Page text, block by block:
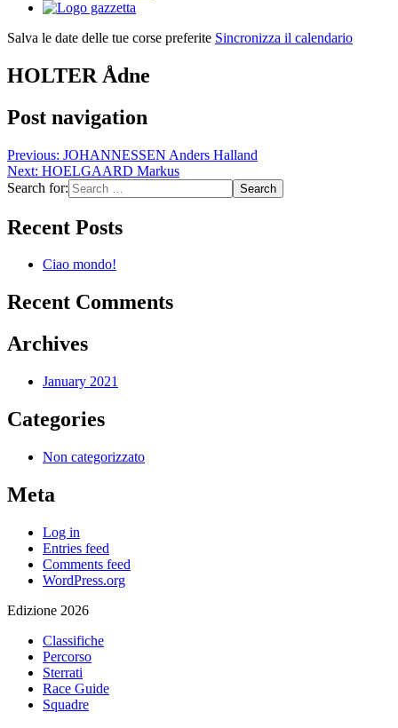
Salva le date delle tue corse preferite Sincronizza il calendario
HOLTER Ådne
Post navigation
Previous: JOHANNESSEN Anders Halland
Next: HOELGAARD Markus
Search for:
Recent Posts
Ciao mondo!
Recent Comments
Archives
January 2021
Categories
Non categorizzato
Meta
Log in
Entries feed
Comments feed
WordPress.org
Edizione 2026
Classifiche
Percorso
Sterrati
Race Guide
Squadre